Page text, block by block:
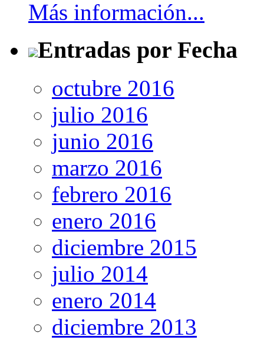
Más información...
Entradas por Fecha
octubre 2016
julio 2016
junio 2016
marzo 2016
febrero 2016
enero 2016
diciembre 2015
julio 2014
enero 2014
diciembre 2013